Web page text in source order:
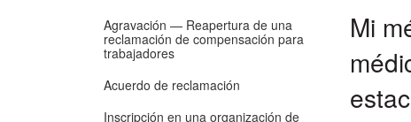
Agravación — Reapertura de una
reclamación de compensación para
trabajadores
Acuerdo de reclamación
Inscripción en una organización de
Mi